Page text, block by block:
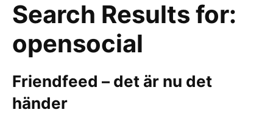
Search Results for:
opensocial
Friendfeed – det är nu det
händer